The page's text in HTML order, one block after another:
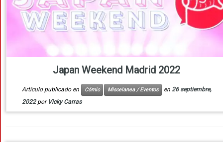
Japan Weekend Madrid 2022
Artículo publicado en Cómic Miscelanea / Eventos en 26 septiembre,
2022 por Vicky Carras